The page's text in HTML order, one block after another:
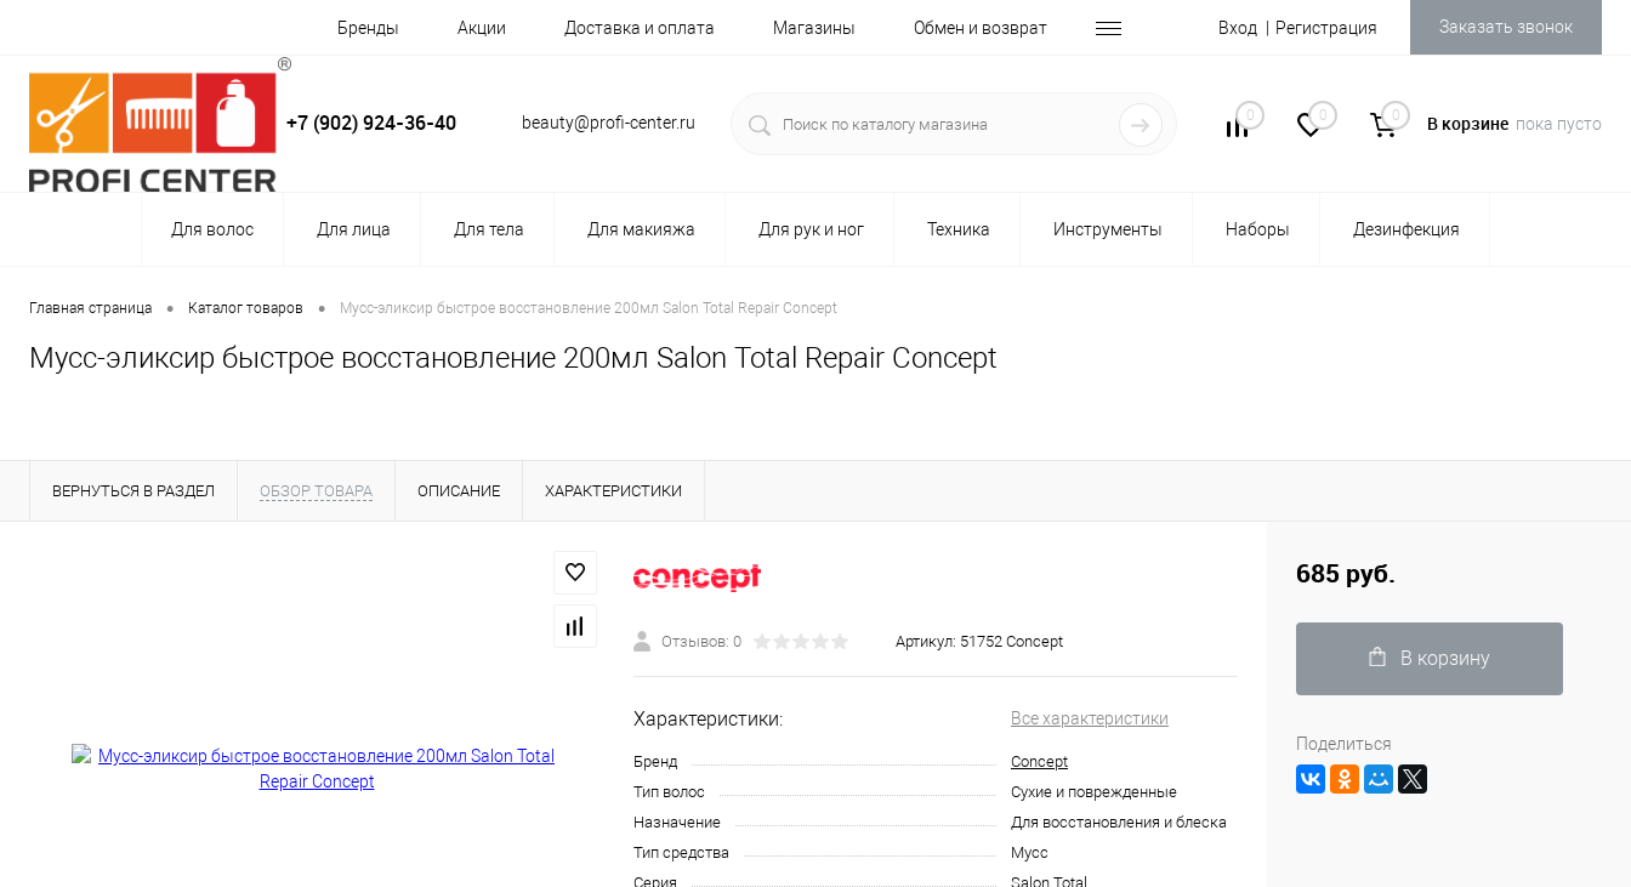
Бренды Акции Доставка и оплата Магазины Обмен и возврат Вход Регистрация Заказать звонок
+7 (902) 924-36-40 beauty@profi-center.ru 0 0 0 В корзине пока пусто
Для волос Для лица Для тела Для макияжа Для рук и ног Техника Инструменты Наборы Дезинфекция
Главная страница • Каталог товаров • Мусс-эликсир быстрое восстановление 200мл Salon Total Repair Concept
Мусс-эликсир быстрое восстановление 200мл Salon Total Repair Concept
ВЕРНУТЬСЯ В РАЗДЕЛ ОБЗОР ТОВАРА ОПИСАНИЕ ХАРАКТЕРИСТИКИ
Отзывов: 0 Артикул: 51752 Concept
Характеристики: Все характеристики
Бренд
Concept
Тип волос
Сухие и поврежденные
Назначение
Для восстановления и блеска
Тип средства
Мусс
Серия
Salon Total
685 руб.
В корзину
Поделиться